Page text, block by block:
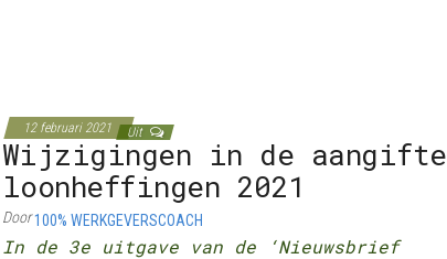
12 februari 2021 Uit
Wijzigingen in de aangifte
loonheffingen 2021
Door100% WERKGEVERSCOACH
In de 3e uitgave van de ‘Nieuwsbrief